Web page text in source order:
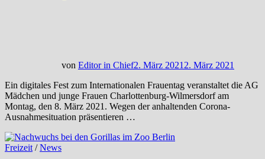
von Editor in Chief2. März 2021 2. März 2021
Ein digitales Fest zum Internationalen Frauentag veranstaltet die AG
Mädchen und junge Frauen Charlottenburg-Wilmersdorf am
Montag, den 8. März 2021. Wegen der anhaltenden Corona-
Ausnahmesituation präsentieren …
Freizeit /News